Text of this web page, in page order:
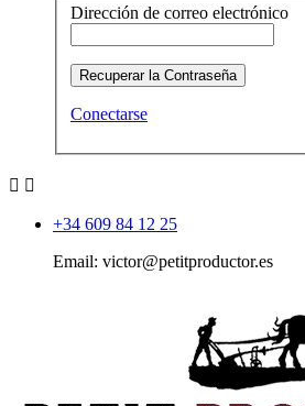
Dirección de correo electrónico
Recuperar la Contraseña
Conectarse
 
+34 609 84 12 25
Email: victor@petitproductor.es